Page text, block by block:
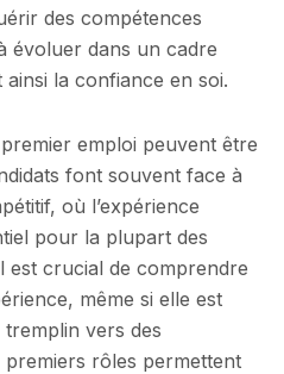
des compétences
évoluer dans un cadre
la confiance en soi.
emploi peuvent être
font souvent face à
où l’expérience
pour la plupart des
est crucial de comprendre
même si elle est
vers des
rôles permettent